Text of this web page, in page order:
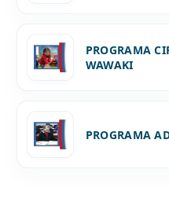
PROGRAMA
WAWAKI
PROGRAMA